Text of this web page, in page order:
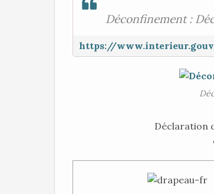
Déconfinement :
Déclaration